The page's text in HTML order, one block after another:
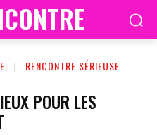
RENCONTRE SÉRIEUSE
POUR LES